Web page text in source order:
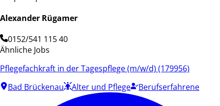
Alexander Rügamer
0152/541 115 40
Ähnliche Jobs
Pflegefachkraft in der Tagespflege (m/w/d) (179956)
Bad Brückenau
Alter und Pflege Berufserfahrene